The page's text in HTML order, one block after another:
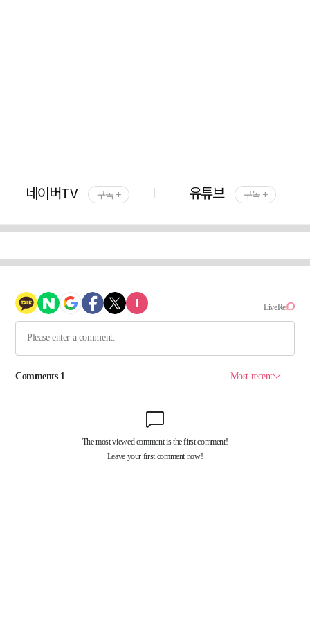
네이버TV 구독 + 유튜브 구독 +